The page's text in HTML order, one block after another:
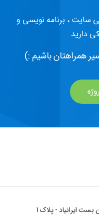
سایت ، برنامه نویسی و
دارید
همراهتان باشیم :)
ایرانیاد - پلاک 1